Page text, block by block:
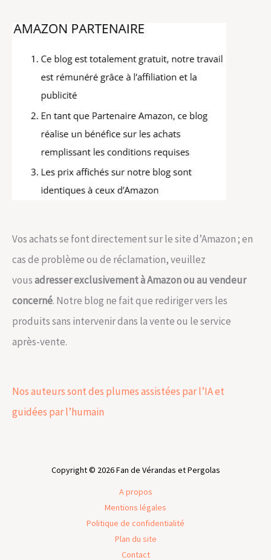
Vos achats se font directement sur le site d’Amazon ; en
cas de problème ou de réclamation, veuillez
vousadresser exclusivement à Amazon ou au vendeur
concerné. Notre blog ne fait que rediriger vers les
produits sans intervenir dans la vente ou le service
après-vente.
Nos auteurs sont des plumes assistées par l’IA et
guidées par l’humain
Copyright © 2026 Fan de Vérandas et Pergolas
A propos
Mentions légales
Politique de confidentialité
Plan du site
Contact